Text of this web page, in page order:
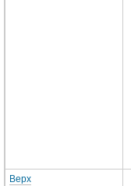
Верх